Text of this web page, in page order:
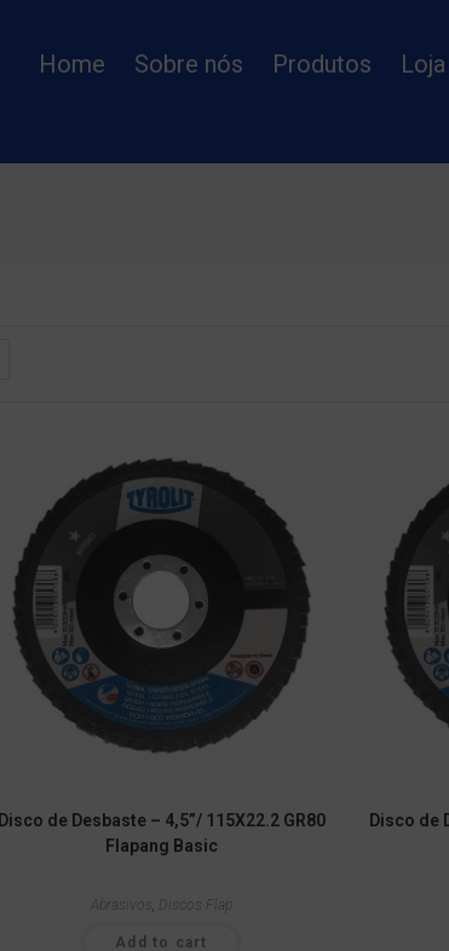
Home Sobre nós Produtos
Disco de Desbaste – 4,5”/ 115X22.2 GR80
Flapang Basic
Abrasivos , Discos Flap
Add to cart
Disco de